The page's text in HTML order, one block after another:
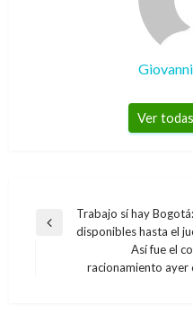
Ver
Navegación
entradas
Entrada
Trabajo sí hay
disponibles hasta el
Entrada
Así fue el
racionamiento ayer